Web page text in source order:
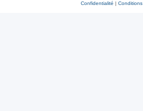
Confidentialité | Conditions